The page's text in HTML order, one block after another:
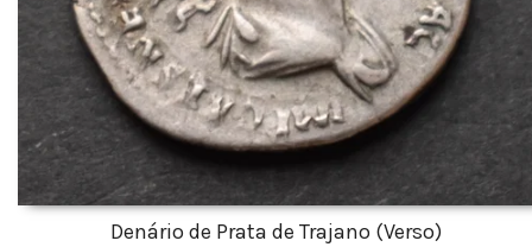
Denário de Prata de Trajano (Verso)